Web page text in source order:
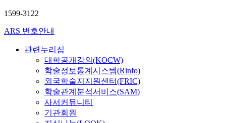
1599-3122
ARS 번호안내
관련누리집
대학공개강의(KOCW)
학술정보통계시스템(Rinfo)
외국학술지지원센터(FRIC)
학술관계분석서비스(SAM)
사서커뮤니티
기관회원